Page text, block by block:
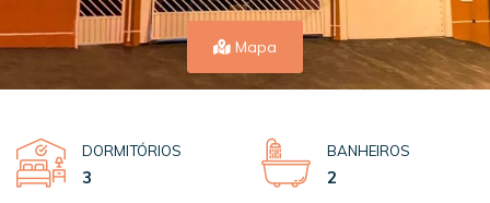
Mapa
DORMITÓRIOS
3
BANHEIROS
2